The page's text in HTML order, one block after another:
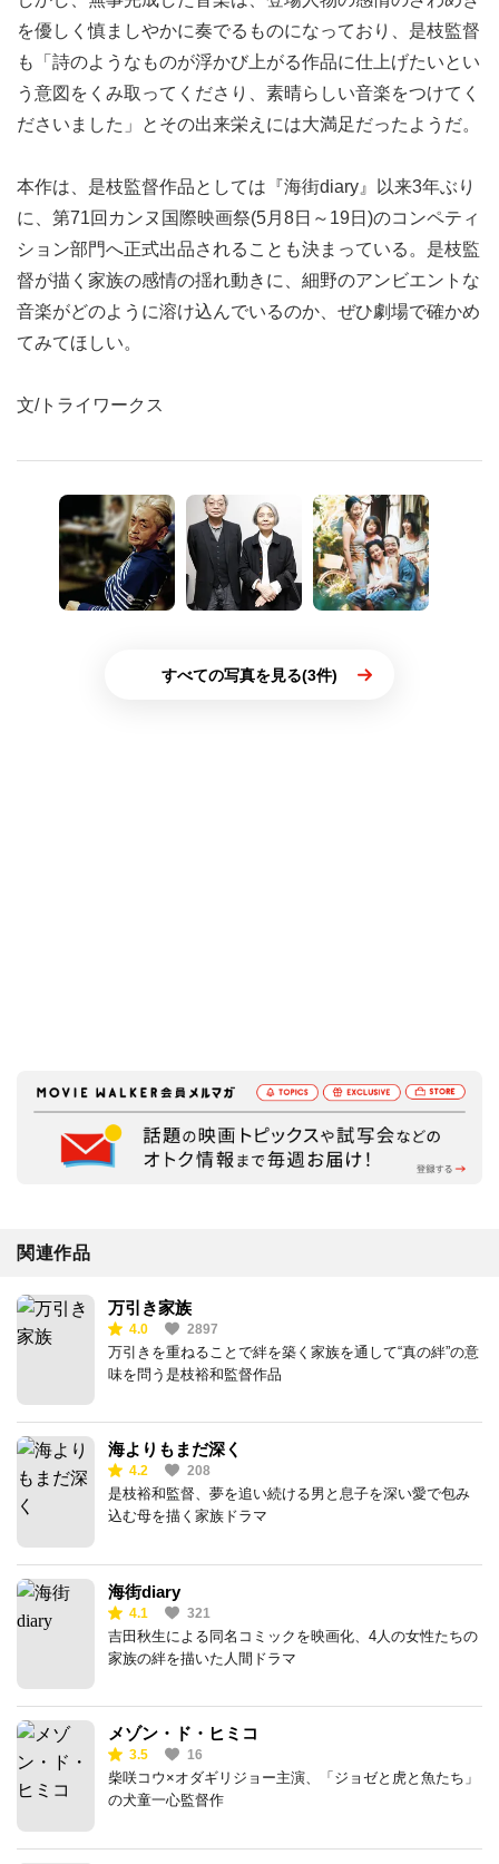
を優しく慎ましやかに奏でるものになっており、是枝監督
も「詩のようなものが浮かび上がる作品に仕上げたいとい
う意図をくみ取ってくださり、素晴らしい音楽をつけてく
ださいました」とその出来栄えには大満足だったようだ。
本作は、是枝監督作品としては『海街diary』以来3年ぶり
に、第71回カンヌ国際映画祭(5月8日～19日)のコンペティ
ション部門へ正式出品されることも決まっている。是枝監
督が描く家族の感情の揺れ動きに、細野のアンビエントな
音楽がどのように溶け込んでいるのか、ぜひ劇場で確かめ
てみてほしい。
文/トライワークス
すべての写真を見る(3件)
関連作品
万引き家族
4.0 2897
万引きを重ねることで絆を築く家族を通して“真の絆”の意
味を問う是枝裕和監督作品
海よりもまだ深く
4.2 208
是枝裕和監督、夢を追い続ける男と息子を深い愛で包み
込む母を描く家族ドラマ
海街diary
4.1 321
吉田秋生による同名コミックを映画化、4人の女性たちの
家族の絆を描いた人間ドラマ
メゾン・ド・ヒミコ
3.5 16
柴咲コウ×オダギリジョー主演、「ジョゼと虎と魚たち」
の犬童一心監督作